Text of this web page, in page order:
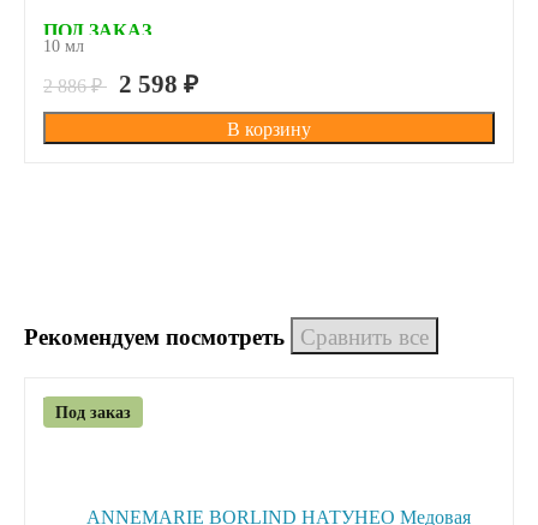
ПОД ЗАКАЗ
10 мл
2 886₽ 2 598 ₽
Рекомендуем посмотреть
Под заказ